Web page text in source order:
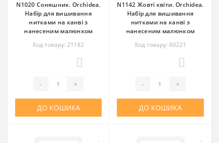
N1020 Соняшник. Orchidea.
Набір для вишивання
нитками на канві з
нанесеним малюнком
Код товару: 21182
- +
ДО КОШИКА
N1142 Жовті квіти. Orchidea.
Набір для вишивання
нитками на канві з
нанесеним малюнком
Код товару: 60221
- +
ДО КОШИКА